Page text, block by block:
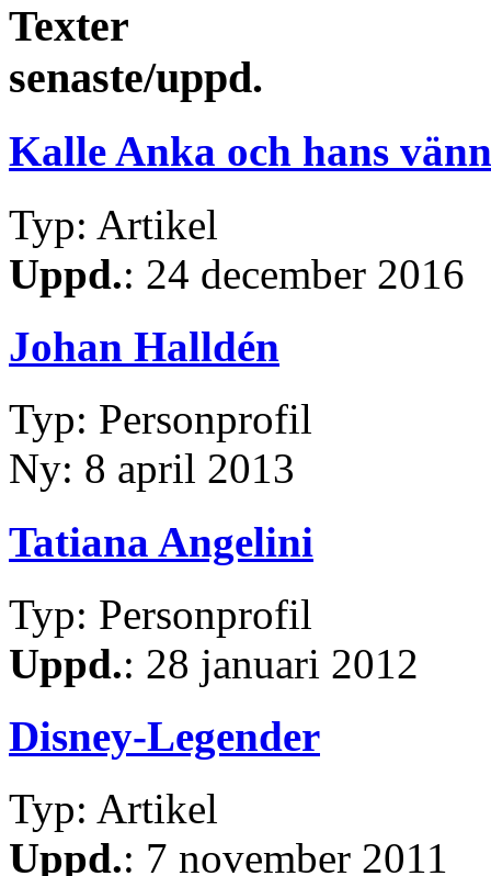
Texter
senaste/uppd.
Kalle Anka och hans
Typ: Artikel
Uppd.: 24 december 2016
Johan Halldén
Typ: Personprofil
Ny: 8 april 2013
Tatiana Angelini
Typ: Personprofil
Uppd.: 28 januari 2012
Disney-Legender
Typ: Artikel
Uppd.: 7 november 2011